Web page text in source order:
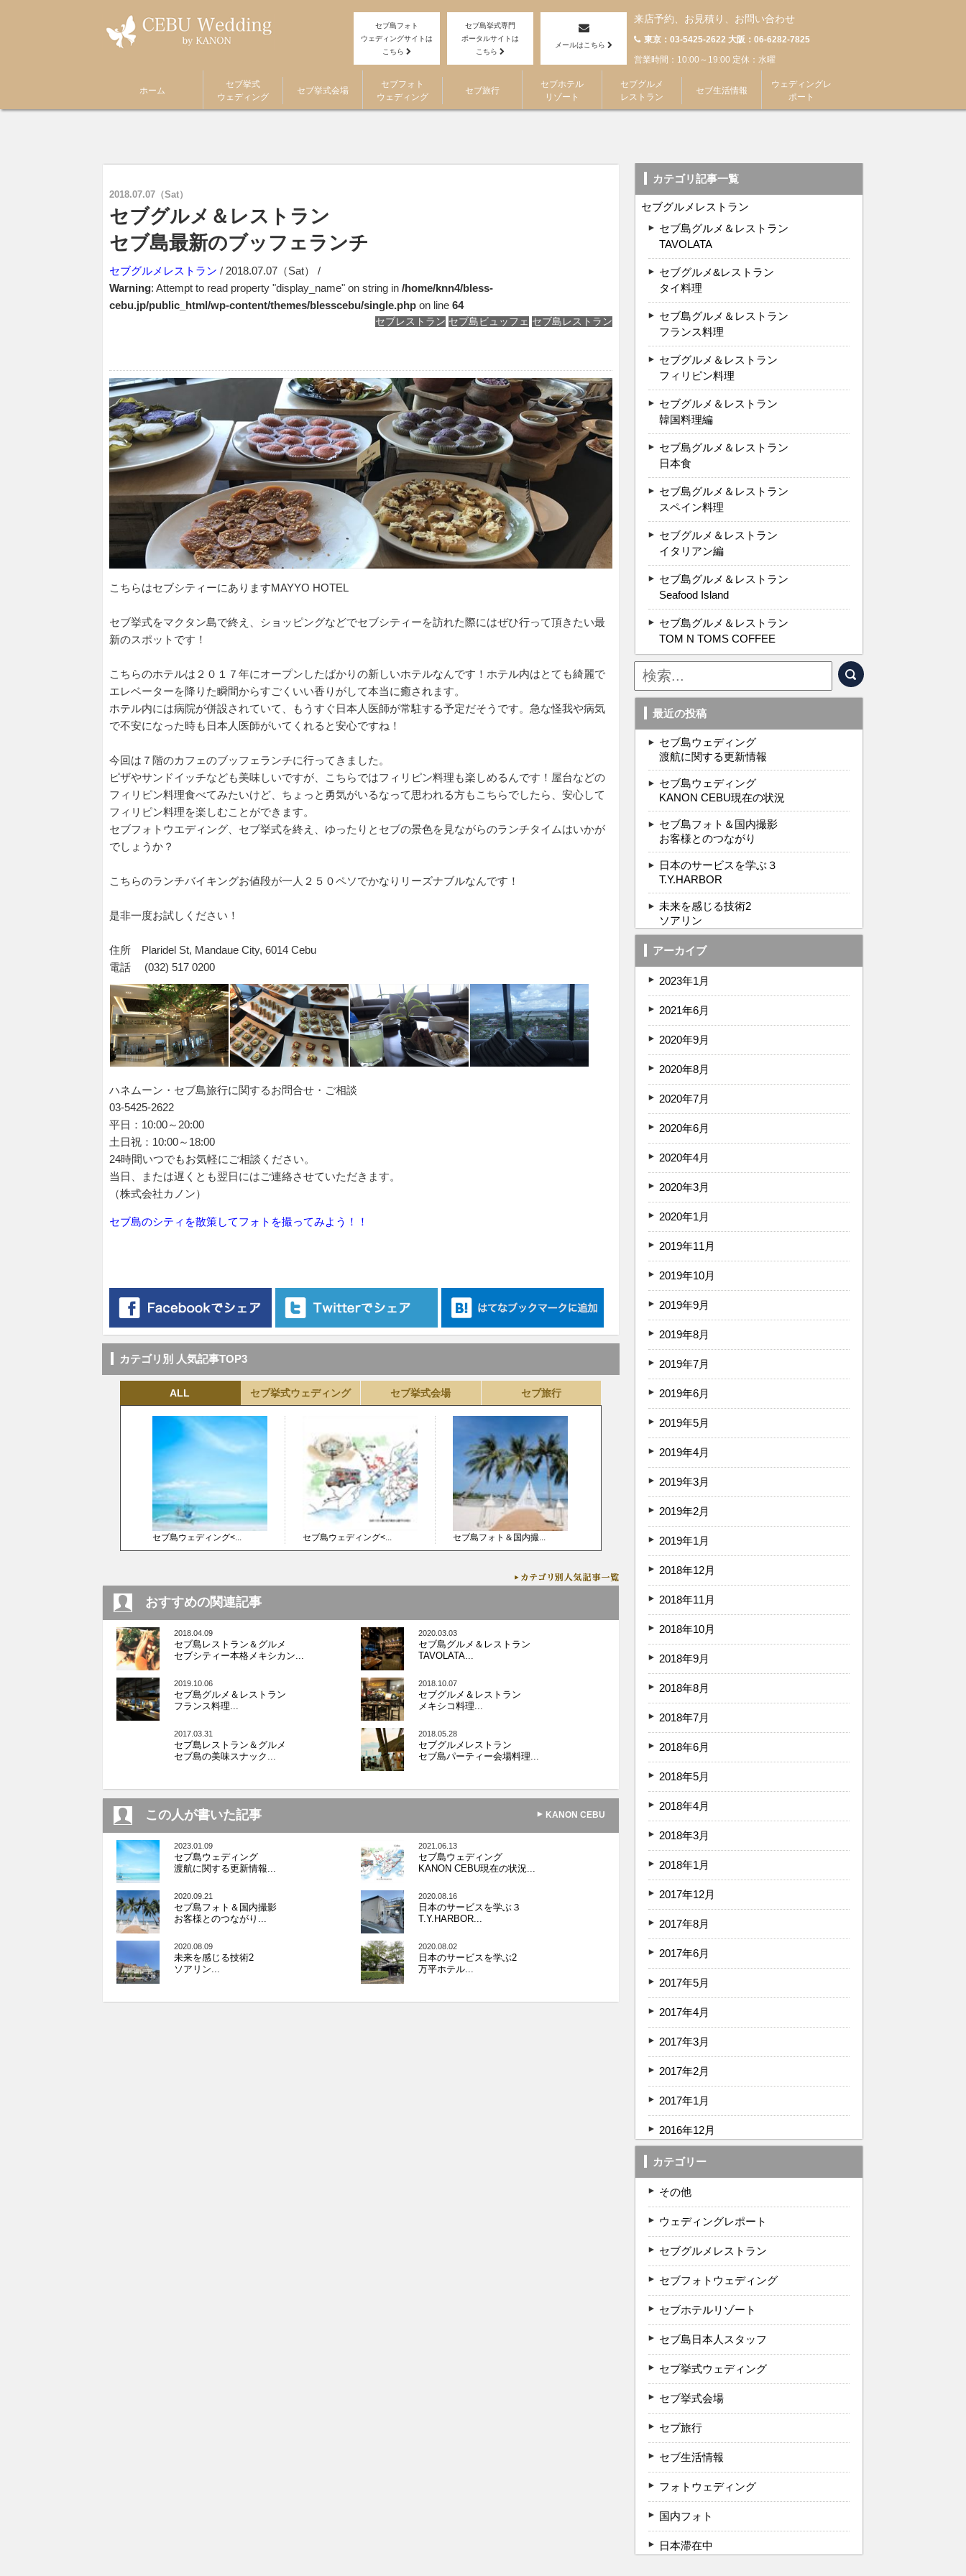
ホーム
セブ挙式
ウェディング
セブ挙式会場
セブフォト
ウェディング
セブ旅行
セブホテル
リゾート
セブグルメ
レストラン
セブ生活情報
ウェディングレ
ポート
セブ島フォト
ウェディングサイトは
こちら
セブ島挙式専門
ポータルサイトは
こちら
メールはこちら
来店予約、お見積り、お問い合わせ
東京：03-5425-2622 大阪：06-6282-7825
営業時間：10:00～19:00 定休：水曜
セブ島挙式・セブ島ウェディングKANON CEBU(旧BLESS CEBU)|セブ結婚式・挙式・ウェディング カノン・セブ>セブグルメレストラン
セブ島最新のブッフェランチ
2018.07.07（Sat）
セブグルメ＆レストラン
セブ島最新のブッフェランチ
セブグルメレストラン / 2018.07.07（Sat） /
Warning: Attempt to read property "display_name" on string in /home/knn4/bless-
cebu.jp/public_html/wp-content/themes/blesscebu/single.php on line 64
セブレストラン セブ島ビュッフェ セブ島レストラン
こちらはセブシティーにありますMAYYO HOTEL
セブ挙式をマクタン島で終え、ショッピングなどでセブシティーを訪れた際にはぜひ行って頂きたい最
新のスポットです！
こちらのホテルは２０１７年にオープンしたばかりの新しいホテルなんです！ホテル内はとても綺麗で
エレベーターを降りた瞬間からすごくいい香りがして本当に癒されます。
ホテル内には病院が併設されていて、もうすぐ日本人医師が常駐する予定だそうです。急な怪我や病気
で不安になった時も日本人医師がいてくれると安心ですね！
今回は７階のカフェのブッフェランチに行ってきました。
ピザやサンドイッチなども美味しいですが、こちらではフィリピン料理も楽しめるんです！屋台などの
フィリピン料理食べてみたいけど、ちょっと勇気がいるなって思われる方もこちらでしたら、安心して
フィリピン料理を楽しむことができます。
セブフォトウエディング、セブ挙式を終え、ゆったりとセブの景色を見ながらのランチタイムはいかが
でしょうか？
こちらのランチバイキングお値段が一人２５０ペソでかなりリーズナブルなんです！
是非一度お試しください！
住所 Plaridel St, Mandaue City, 6014 Cebu
電話 (032) 517 0200
ハネムーン・セブ島旅行に関するお問合せ・ご相談
03-5425-2622
平日：10:00～20:00
土日祝：10:00～18:00
24時間いつでもお気軽にご相談ください。
当日、または遅くとも翌日にはご連絡させていただきます。
（株式会社カノン）
セブ島のシティを散策してフォトを撮ってみよう！！
カテゴリ別 人気記事TOP3
ALL セブ挙式ウェディング セブ挙式会場 セブ旅行
セブ島ウェディング<... セブ島ウェディング<... セブ島フォト＆国内撮...
おすすめの関連記事
2018.04.09
セブ島レストラン＆グルメ
セブシティー本格メキシカン...
2020.03.03
セブ島グルメ＆レストラン
TAVOLATA...
2019.10.06
セブ島グルメ＆レストラン
フランス料理...
2018.10.07
セブグルメ＆レストラン
メキシコ料理...
2017.03.31
セブ島レストラン＆グルメ
セブ島の美味スナック...
2018.05.28
セブグルメレストラン
セブ島パーティー会場料理...
この人が書いた記事 KANON CEBU
2023.01.09
セブ島ウェディング
渡航に関する更新情報...
2021.06.13
セブ島ウェディング
KANON CEBU現在の状況...
2020.09.21
セブ島フォト＆国内撮影
お客様とのつながり...
2020.08.16
日本のサービスを学ぶ３
T.Y.HARBOR...
2020.08.09
未来を感じる技術2
ソアリン...
2020.08.02
日本のサービスを学ぶ2
万平ホテル...
カテゴリ記事一覧
セブグルメレストラン
セブ島グルメ＆レストラン
TAVOLATA
セブグルメ&レストラン
タイ料理
セブ島グルメ＆レストラン
フランス料理
セブグルメ＆レストラン
フィリピン料理
セブグルメ＆レストラン
韓国料理編
セブ島グルメ＆レストラン
日本食
セブ島グルメ＆レストラン
スペイン料理
セブグルメ＆レストラン
イタリアン編
セブ島グルメ＆レストラン
Seafood Island
セブ島グルメ＆レストラン
TOM N TOMS COFFEE
最近の投稿
セブ島ウェディング
渡航に関する更新情報
セブ島ウェディング
KANON CEBU現在の状況
セブ島フォト＆国内撮影
お客様とのつながり
日本のサービスを学ぶ３
T.Y.HARBOR
未来を感じる技術2
ソアリン
アーカイブ
2023年1月
2021年6月
2020年9月
2020年8月
2020年7月
2020年6月
2020年4月
2020年3月
2020年1月
2019年11月
2019年10月
2019年9月
2019年8月
2019年7月
2019年6月
2019年5月
2019年4月
2019年3月
2019年2月
2019年1月
2018年12月
2018年11月
2018年10月
2018年9月
2018年8月
2018年7月
2018年6月
2018年5月
2018年4月
2018年3月
2018年1月
2017年12月
2017年8月
2017年6月
2017年5月
2017年4月
2017年3月
2017年2月
2017年1月
2016年12月
カテゴリー
その他
ウェディングレポート
セブグルメレストラン
セブフォトウェディング
セブホテルリゾート
セブ島日本人スタッフ
セブ挙式ウェディング
セブ挙式会場
セブ旅行
セブ生活情報
フォトウェディング
国内フォト
日本滞在中